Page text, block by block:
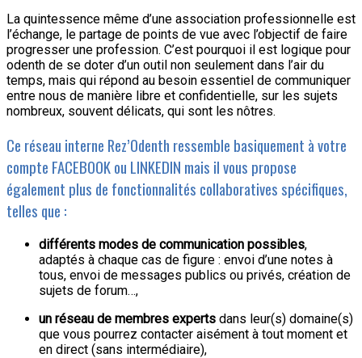
La quintessence même d’une association professionnelle est
l’échange, le partage de points de vue avec l’objectif de faire
progresser une profession. C’est pourquoi il est logique pour
odenth de se doter d’un outil non seulement dans l’air du
temps, mais qui répond au besoin essentiel de communiquer
entre nous de manière libre et confidentielle, sur les sujets
nombreux, souvent délicats, qui sont les nôtres.
Ce réseau interne Rez’Odenth ressemble basiquement à votre
compte FACEBOOK ou LINKEDIN mais il vous propose
également plus de fonctionnalités collaboratives spécifiques,
telles que :
différents modes de communication possibles,
adaptés à chaque cas de figure : envoi d’une notes à
tous, envoi de messages publics ou privés, création de
sujets de forum…,
un réseau de membres experts dans leur(s) domaine(s)
que vous pourrez contacter aisément à tout moment et
en direct (sans intermédiaire),